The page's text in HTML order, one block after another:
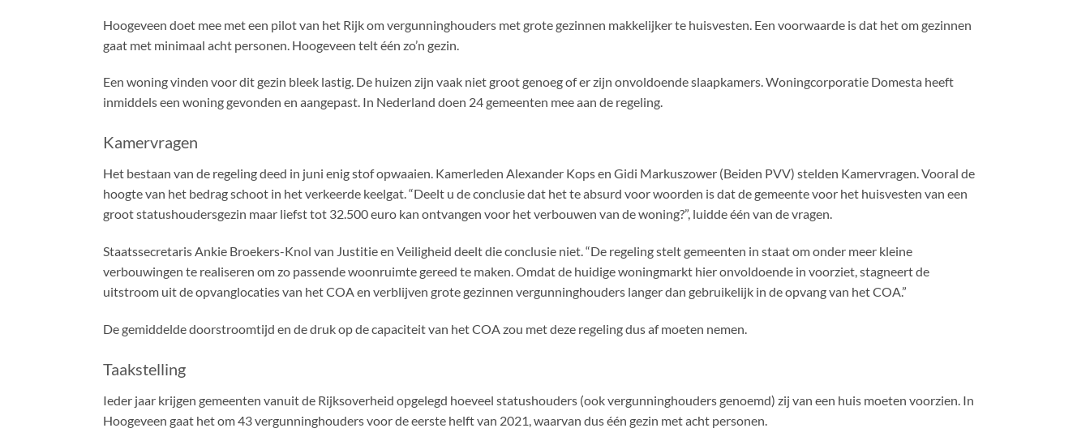
Hoogeveen doet mee met een pilot van het Rijk om vergunninghouders met grote gezinnen makkelijker te huisvesten. Een voorwaarde is dat het om gezinnen
gaat met minimaal acht personen. Hoogeveen telt één zo’n gezin.
Een woning vinden voor dit gezin bleek lastig. De huizen zijn vaak niet groot genoeg of er zijn onvoldoende slaapkamers. Woningcorporatie Domesta heeft
inmiddels een woning gevonden en aangepast. In Nederland doen 24 gemeenten mee aan de regeling.
Kamervragen
Het bestaan van de regeling deed in juni enig stof opwaaien. Kamerleden Alexander Kops en Gidi Markuszower (Beiden PVV) stelden Kamervragen. Vooral de
hoogte van het bedrag schoot in het verkeerde keelgat. “Deelt u de conclusie dat het te absurd voor woorden is dat de gemeente voor het huisvesten van een
groot statushoudersgezin maar liefst tot 32.500 euro kan ontvangen voor het verbouwen van de woning?”, luidde één van de vragen.
Staatssecretaris Ankie Broekers-Knol van Justitie en Veiligheid deelt die conclusie niet. “De regeling stelt gemeenten in staat om onder meer kleine
verbouwingen te realiseren om zo passende woonruimte gereed te maken. Omdat de huidige woningmarkt hier onvoldoende in voorziet, stagneert de
uitstroom uit de opvanglocaties van het COA en verblijven grote gezinnen vergunninghouders langer dan gebruikelijk in de opvang van het COA.”
De gemiddelde doorstroomtijd en de druk op de capaciteit van het COA zou met deze regeling dus af moeten nemen.
Taakstelling
Ieder jaar krijgen gemeenten vanuit de Rijksoverheid opgelegd hoeveel statushouders (ook vergunninghouders genoemd) zij van een huis moeten voorzien. In
Hoogeveen gaat het om 43 vergunninghouders voor de eerste helft van 2021, waarvan dus één gezin met acht personen.